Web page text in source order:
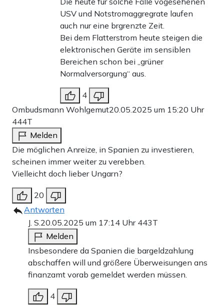
USV und Notstromaggregrate laufen
auch nur eine brgrenzte Zeit.
Bei dem Flatterstrom heute steigen die
elektronischen Geräte im sensiblen
Bereichen schon bei „grüner
Normalversorgung“ aus.
4
Ombudsmann Wohlgemut20.05.2025 um 15:20 Uhr
444T
Melden
Die möglichen Anreize, in Spanien zu investieren,
scheinen immer weiter zu verebben.
Vielleicht doch lieber Ungarn?
20
Antworten
J. S.20.05.2025 um 17:14 Uhr 443T
Melden
Insbesondere da Spanien die bargeldzahlung
abschaffen will und größere Überweisungen ans
finanzamt vorab gemeldet werden müssen.
4